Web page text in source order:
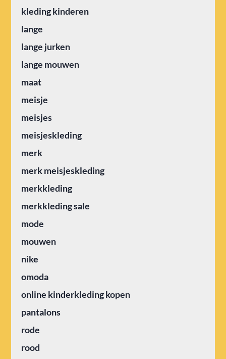
kleding kinderen
lange
lange jurken
lange mouwen
maat
meisje
meisjes
meisjeskleding
merk
merk meisjeskleding
merkkleding
merkkleding sale
mode
mouwen
nike
omoda
online kinderkleding kopen
pantalons
rode
rood